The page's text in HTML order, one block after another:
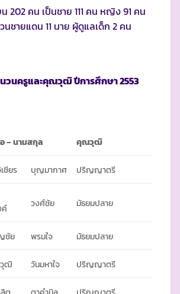
202 คน เป็นชาย 111 คน หญิง 91 คน
นชายแดน 11 นาย ผู้ดูแลเด็ก 2 คน
วนครูและคุณวุฒิ ปีการศึกษา2553
– นามสกุล คุณวุฒิ
ชียร บุญมากาศ ปริญญาตรี
วงศ์ชัย มัธยมปลาย
ชัย พรมใจ มัธยมปลาย
ฒิ วันมหาใจ ปริญญาตรี